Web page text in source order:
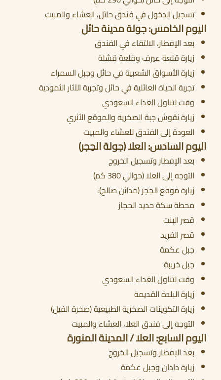
تسجيل الدخول في فندق حائل، العشاء والمبيت
اليوم الخامس: جولة مدينة حائل
بعد الإفطار، الالتقاء في الفندق
زيارة قلعة عيرف وقلعة قشلة
زيارة الأسواق الشعبية في حائل وجبل السمراء
تجربة الحياة العائلية في حائل وتجربة الآثار الثمودية
وقت لتناول الغداء السعودي
زيارة نقوش جبة الصخرية والموقع الأثري
العودة إلى الفندق للعشاء والمبيت
اليوم السادس: العلا (جولة الحِجر)
بعد الإفطار وتسجيل الخروج
التوجه إلى العلا (حوالي 380 كم)
زيارة موقع الحِجر (مدائن صالح):
محطة سكة حديد الحجاز
قصر البنت
قصر الفريد
جبل عكمة
جبل خريبة
وقت لتناول الغداء السعودي
زيارة البلدة القديمة
زيارة التكوينات الصخرية الطبيعية (صخرة الفيل)
التوجه إلى فندق العلا، العشاء والمبيت
اليوم السابع: العلا / المدينة المنورة
بعد الإفطار وتسجيل الخروج
زيارة دادان وجبل عكمة